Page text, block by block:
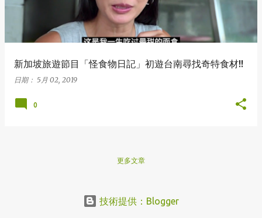
新加坡旅遊節目「怪食物日記」初遊台南尋找奇特食材!!
日期： 5月 02, 2019
0
更多文章
技術提供：Blogger